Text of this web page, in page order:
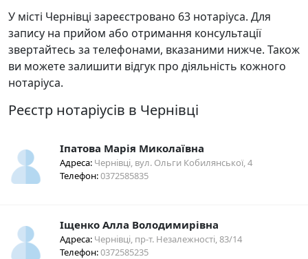
У місті Чернівці зареєстровано 63 нотаріуса. Для
запису на прийом або отримання консультації
звертайтесь за телефонами, вказаними нижче. Також
ви можете залишити відгук про діяльність кожного
нотаріуса.
Реєстр нотаріусів в Чернівці
Іпатова Марія Миколаївна
Адреса:Чернівці, вул. Ольги Кобилянської, 4
Телефон:0372585835
Іщенко Алла Володимирівна
Адреса:Чернівці, пр-т. Незалежності, 83/14
Телефон:0372585235